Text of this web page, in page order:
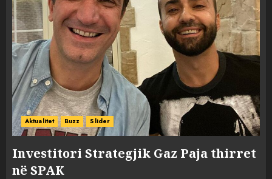
Aktualitet Buzz Slider
Investitori Strategjik Gaz Paja thirret
në SPAK